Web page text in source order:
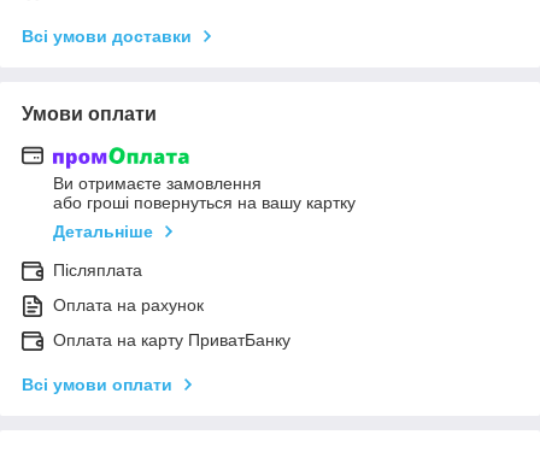
Всі умови доставки
Умови оплати
Ви отримаєте замовлення
або гроші повернуться на вашу картку
Детальніше
Післяплата
Оплата на рахунок
Оплата на карту ПриватБанку
Всі умови оплати